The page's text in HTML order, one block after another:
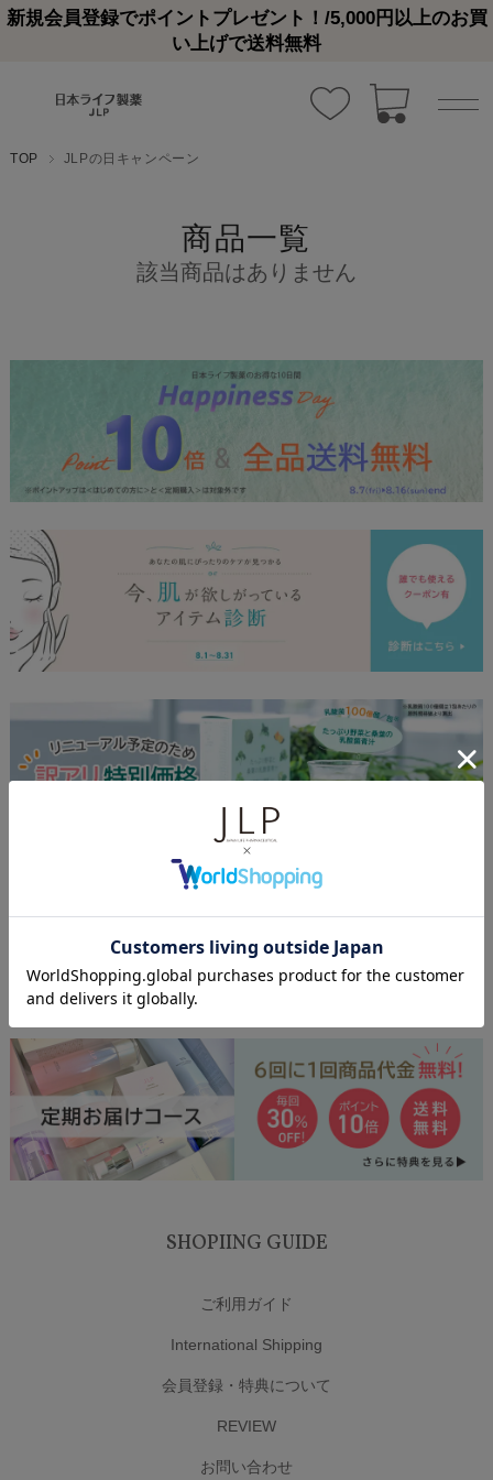
新規会員登録でポイントプレゼント！/5,000円以上のお買
い上げで送料無料
TOP JLPの日キャンペーン
商品一覧
該当商品はありません
SHOPIING GUIDE
ご利用ガイド
International Shipping
会員登録・特典について
REVIEW
お問い合わせ